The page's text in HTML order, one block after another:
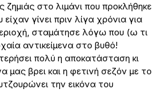
στο λιμάνι που προκλήθηκε
γίνει πριν λίγα χρόνια για
σταμάτησε λόγω που (ω τι
αντικείμενα στο βυθό!
πολύ η αποκατάσταση κι
μας βρει και η φετινή σεζόν με το
την εικόνα του